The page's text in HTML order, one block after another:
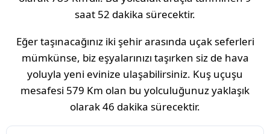
saat 52 dakika sürecektir.
Eğer taşınacağınız iki şehir arasında uçak seferleri
mümkünse, biz eşyalarınızı taşırken siz de hava
yoluyla yeni evinize ulaşabilirsiniz. Kuş uçuşu
mesafesi 579 Km olan bu yolculuğunuz yaklaşık
olarak46 dakika sürecektir.